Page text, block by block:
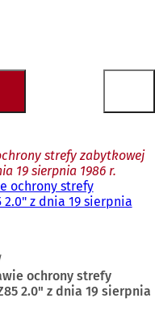
strefy zabytkowej
19 sierpnia 1986 r.
ochrony strefy
z dnia 19 sierpnia
ochrony strefy
2.0" z dnia 19 sierpnia